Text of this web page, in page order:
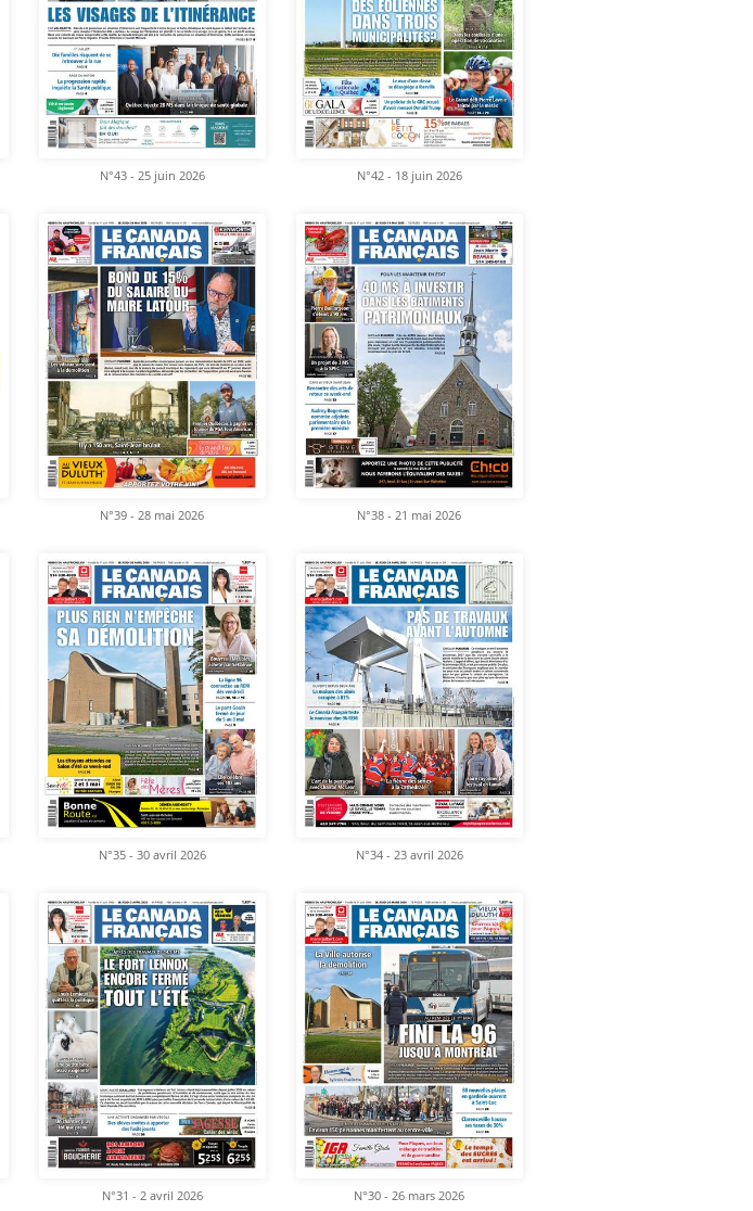
N°43 - 25 juin 2026 N°42 - 18 juin 2026
N°39 - 28 mai 2026 N°38 - 21 mai 2026
N°35 - 30 avril 2026 N°34 - 23 avril 2026
N°31 - 2 avril 2026 N°30 - 26 mars 2026